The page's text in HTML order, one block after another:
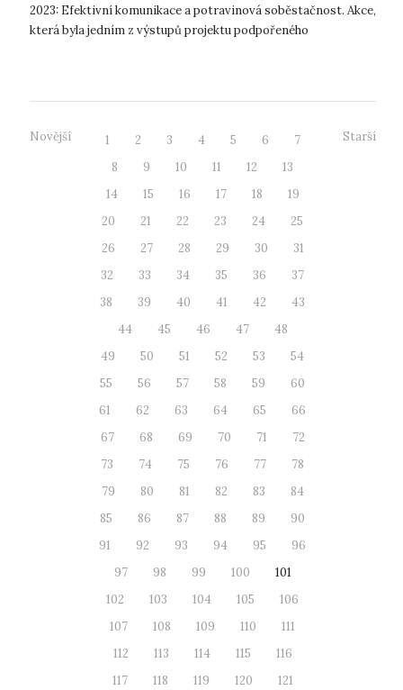
2023: Efektivní komunikace a potravinová soběstačnost. Akce,
která byla jedním z výstupů projektu podpořeného
Novější 1 2 3 4 5 6
7
8
9 10 11 12
13
14
15 16 17 18
19
20
21 22 23 24
25
26
27 28 29 30
31
32
33 34 35 36
37
38
39 40 41 42
43
44
45 46 47
48
49
50 51 52 53
54
55
56 57 58 59
60
61
62 63 64 65
66
67
68 69 70 71
72
73
74 75 76 77
78
79
80 81 82 83
84
85
86 87 88 89
90
91
92 93 94 95
96
97
98 99 100
101
102
103 104 105
106
107
108 109 110
111
112
113 114 115
116
117
118 119 120
121
Starší